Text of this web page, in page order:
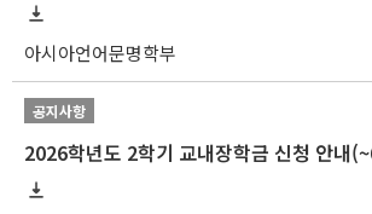
아시아언어문명학부
공지사항
2026학년도 2학기 교내장학금 신청 안내